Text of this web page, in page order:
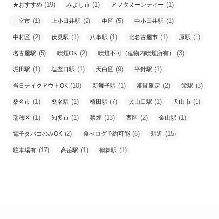
★おすすめ (19) みよし市 (1) アフタヌーンティー (1)
一宮市 (1) 上小田井駅 (2) 中区 (5) 中小田井駅 (1)
中村区 (2) 伏見駅 (1) 八事駅 (1) 北名古屋市 (1) 原駅 (1)
名古屋駅 (5) 喫煙OK (2) 喫煙不可（建物内喫煙所有） (3)
堀田駅 (1) 塩釜口駅 (1) 天白区 (9) 平針駅 (1)
当日テイクアウトOK (10) 新舞子駅 (1) 期間限定 (2) 栄駅 (3)
桑名市 (1) 桑名駅 (1) 植田駅 (7) 犬山口駅 (1) 犬山市 (1)
瑞穂区 (1) 知多市 (1) 禁煙 (13) 西区 (2) 金山駅 (1)
電子タバコのみOK (2) 食べログ予約可能 (6) 駅近 (15)
駐車場有 (17) 高岳駅 (1) 鶴舞駅 (1)